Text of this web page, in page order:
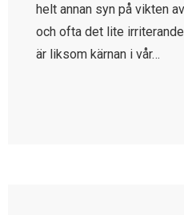
helt annan syn på vikten
och ofta det lite
är liksom kärnan i vår…